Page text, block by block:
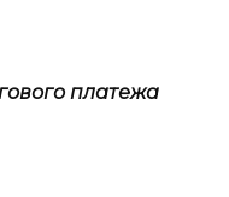
платежа